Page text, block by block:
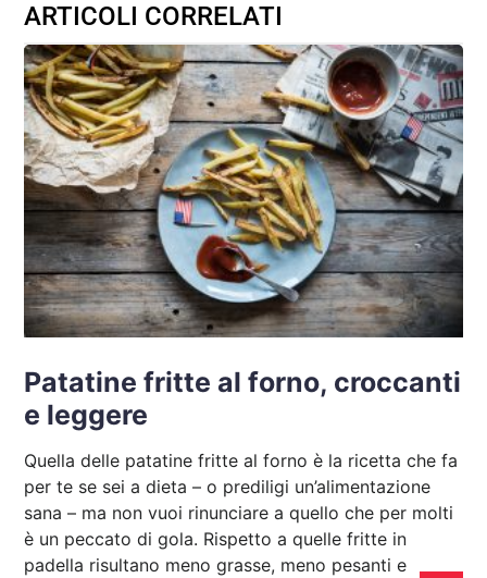
ARTICOLI CORRELATI
Patatine fritte al forno, croccanti
e leggere
Quella delle patatine fritte al forno è la ricetta che fa
per te se sei a dieta – o prediligi un’alimentazione
sana – ma non vuoi rinunciare a quello che per molti
è un peccato di gola. Rispetto a quelle fritte in
padella risultano meno grasse, meno pesanti e